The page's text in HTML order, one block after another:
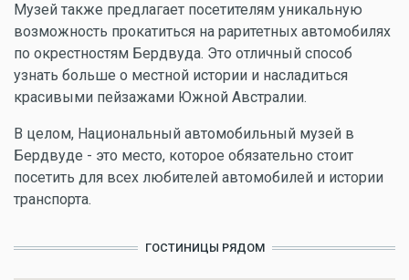
Музей также предлагает посетителям уникальную
возможность прокатиться на раритетных автомобилях
по окрестностям Бердвуда. Это отличный способ
узнать больше о местной истории и насладиться
красивыми пейзажами Южной Австралии.
В целом, Национальный автомобильный музей в
Бердвуде - это место, которое обязательно стоит
посетить для всех любителей автомобилей и истории
транспорта.
ГОСТИНИЦЫ РЯДОМ